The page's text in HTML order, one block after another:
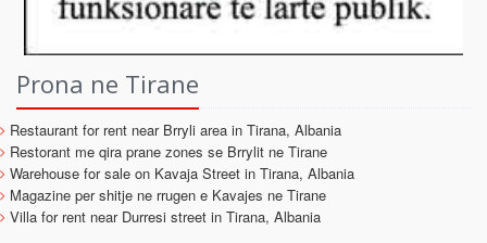
Prona ne Tirane
Restaurant for rent near Brryli area in Tirana, Albania
Restorant me qira prane zones se Brrylit ne Tirane
Warehouse for sale on Kavaja Street in Tirana, Albania
Magazine per shitje ne rrugen e Kavajes ne Tirane
Villa for rent near Durresi street in Tirana, Albania